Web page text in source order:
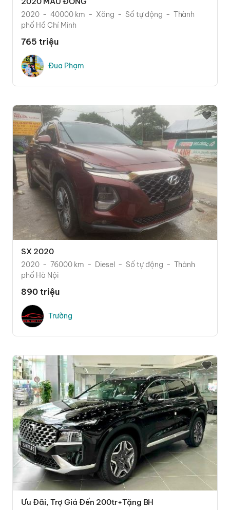
2020 40000 km Xăng Số tự động
Thành
phố Hồ Chí Minh
765 triệu
Đua Phạm
SX 2020
2020 76000 km Diesel Số tự động
Thành
phố Hà Nội
890 triệu
Trường
Ưu Đãi, Trợ Giá Đến 200tr+Tặng BH